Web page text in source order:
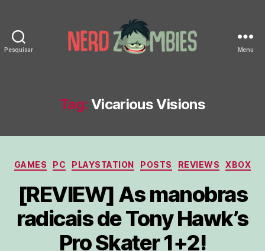
Pesquisar Menu
Tag: Vicarious Visions
Categorias
GAMES PC PLAYSTATION POSTS REVIEWS XBOX
[REVIEW] As manobras
radicais de Tony Hawk’s
Pro Skater 1+2!